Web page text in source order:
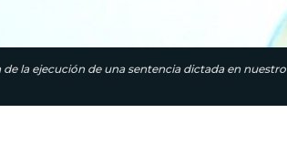
la ejecución de una sentencia dictada en nuestro